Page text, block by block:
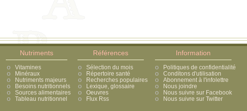
Nutriments
Vitamines
Minéraux
Nutriments majeurs
Besoins nutritionnels
Sources alimentaires
Tableau nutritionnel
Références
Sélection du mois
Répertoire santé
Recherches populaires
Lexique, glossaire
Oeuvres
Flux Rss
Information
Politiques de confidentialité
Conditons d'utilisation
Abonnement à l'infolettre
Nous joindre
Nous suivre sur Facebook
Nous suivre sur Twitter